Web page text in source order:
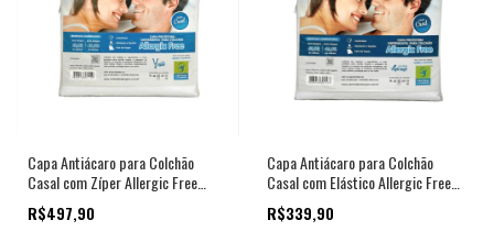
Capa Antiácaro para Colchão
Casal com Zíper Allergic Free
Impermeável
R$497,90
Capa Antiácaro para Colchão
Casal com Elástico Allergic Free
Impermeável
R$339,90